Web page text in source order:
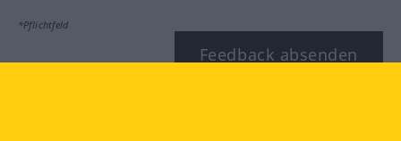
*Pflichtfeld
Feedback absenden